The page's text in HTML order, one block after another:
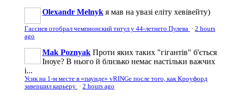
Olexandr Melnyk я мав на увазі еліту хевівейту)
Гассиев отобрал чемпионский титул у 44-летнего Пулева · 2 hours
ago
Mak Poznyak Проти яких таких "гігантів" б'ється
Іноуе? В нього й близько немає настільки важчих
і...
Усик на 1-м месте в «паунде» vRINGe после того, как Кроуфорд
завершил карьеру · 2 hours ago